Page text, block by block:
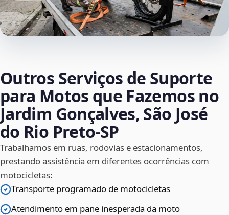
Outros Serviços de Suporte
para Motos que Fazemos no
Jardim Gonçalves, São José
do Rio Preto‑SP
Trabalhamos em ruas, rodovias e estacionamentos,
prestando assistência em diferentes ocorrências com
motocicletas:
Transporte programado de motocicletas
Atendimento em pane inesperada da moto